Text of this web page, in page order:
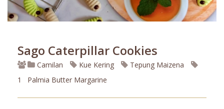
Sago Caterpillar Cookies
1
Camilan Kue Kering
Tepung Maizena
Palmia Butter Margarine